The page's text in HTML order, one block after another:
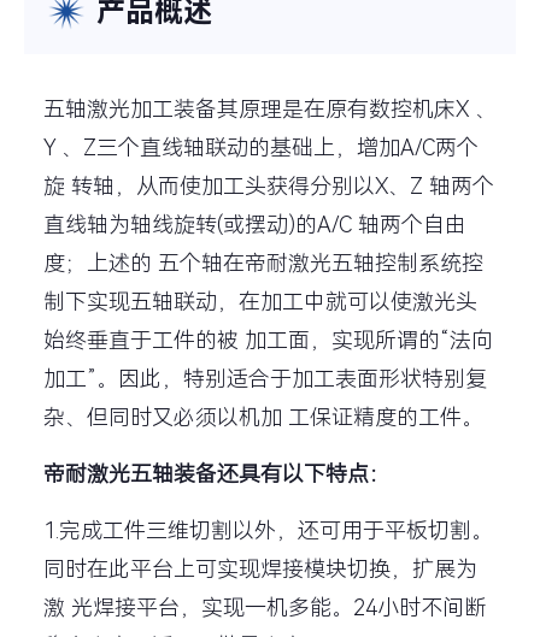
产品概述
五轴激光加工装备其原理是在原有数控机床X 、
Y 、Z三个直线轴联动的基础上，增加A/C两个
旋 转轴，从而使加工头获得分别以X、Z 轴两个
直线轴为轴线旋转(或摆动)的A/C 轴两个自由
度；上述的 五个轴在帝耐激光五轴控制系统控
制下实现五轴联动，在加工中就可以使激光头
始终垂直于工件的被 加工面，实现所谓的“法向
加工”。因此，特别适合于加工表面形状特别复
杂、但同时又必须以机加 工保证精度的工件。
帝耐激光五轴装备还具有以下特点：
1.完成工件三维切割以外，还可用于平板切割。
同时在此平台上可实现焊接模块切换，扩展为
激 光焊接平台，实现一机多能。24小时不间断